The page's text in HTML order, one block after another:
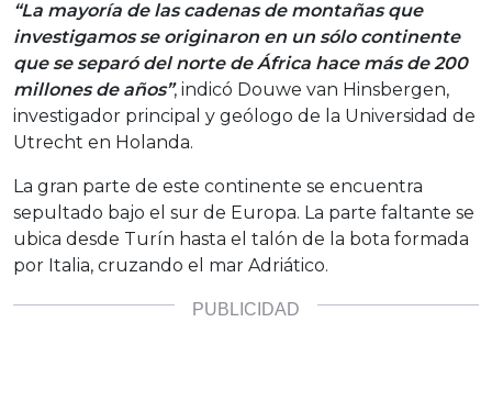
“La mayoría de las cadenas de montañas que
investigamos se originaron en un sólo continente
que se separó del norte de África hace más de 200
millones de años”, indicó Douwe van Hinsbergen,
investigador principal y geólogo de la Universidad de
Utrecht en Holanda.
La gran parte de este continente se encuentra
sepultado bajo el sur de Europa. La parte faltante se
ubica desde Turín hasta el talón de la bota formada
por Italia, cruzando el mar Adriático.